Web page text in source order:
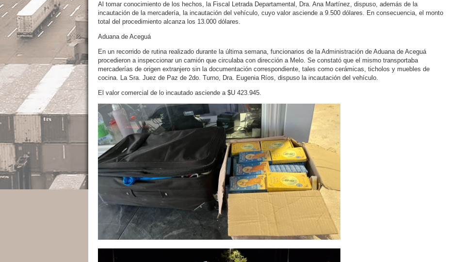
Al tomar conocimiento de los hechos, la Fiscal Letrada Departamental, Dra. Ana Martínez, dispuso, además de la
incautación de la mercadería, la incautación del vehículo, cuyo valor asciende a 9.500 dólares. En consecuencia, el monto
total del procedimiento alcanza los 13.000 dólares.
Aduana de Aceguá
En un recorrido de rutina realizado durante la última semana, funcionarios de la Administración de Aduana de Aceguá
procedieron a inspeccionar un camión que circulaba con dirección a Melo. Se constató que el mismo transportaba
mercaderías de origen extranjero sin la documentación correspondiente, tales como cerámicas, ticholos y muebles de
cocina. La Sra. Juez de Paz de 2do. Turno, Dra. Eugenia Ríos, dispuso la incautación del vehículo.
El valor comercial de lo incautado asciende a $U 423.945.